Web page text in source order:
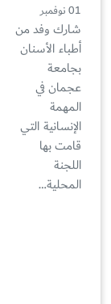
01 نوفمبر
شارك وفد من
أطباء الأسنان
بجامعة
عجمان في
المهمة
الإنسانية التي
قامت بها
اللجنة
المحلية…